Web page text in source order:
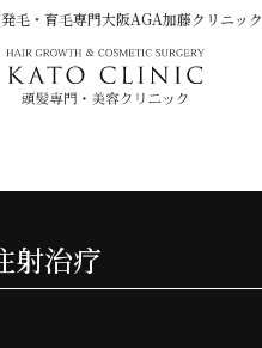
毛・育毛専門大阪AGA加藤クリニック
射治疗